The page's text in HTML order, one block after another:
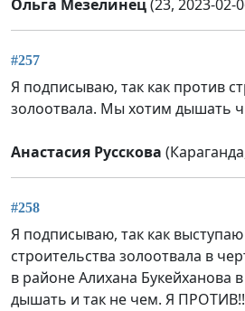
Ольга Мезелинец(23, 2023-02-
#257
Я подписываю, так как против
золоотвала. Мы хотим дышать
Анастасия Русскова
#258
Я подписываю, так как
строительства золоотвала в
в районе Алихана Букейханова
дышать и так не чем. Я